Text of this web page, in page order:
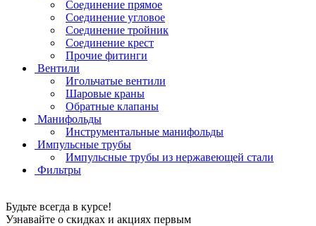
Соединение прямое
Соединение угловое
Соединение тройник
Соединение крест
Прочие фитинги
Вентили
Игольчатые вентили
Шаровые краны
Обратные клапаны
Манифольды
Инструментальные манифольды
Импульсные трубы
Импульсные трубы из нержавеющей стали
Фильтры
Будьте всегда в курсе!
Узнавайте о скидках и акциях первым